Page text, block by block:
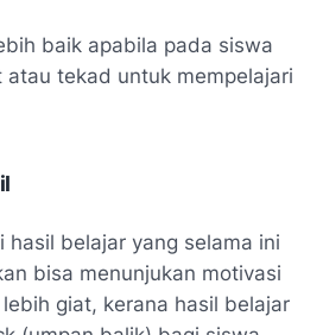
baik apabila pada siswa
tekad untuk mempelajari
hasil belajar yang selama ini
bisa menunjukan motivasi
giat, kerana hasil belajar